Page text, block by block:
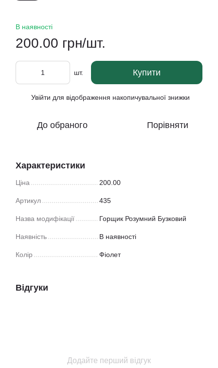
В наявності
200.00 грн/шт.
шт. Купити
Увійти для відображення накопичувальної знижки
До обраного Порівняти
Характеристики
Ціна 200.00
Артикул 435
Назва модифікації Горщик Розумний Бузковий
Наявність В наявності
Колір Фіолет
Відгуки
Додайте перший відгук